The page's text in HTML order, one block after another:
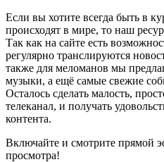
Если вы хотите всегда быть в
происходят в мире, то наш
Так как на сайте есть
регулярно транслируются
также для меломанов мы
музыки, а ещё самые свежие
Осталось сделать малость,
телеканал, и получать
контента.
Включайте и смотрите прямой
просмотра!